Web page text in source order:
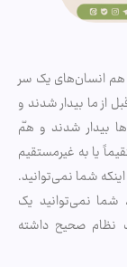
هم انسان‌های یک سر
از ما بیدار شدند و
بیدار شدند و همّ
یا به غیرمستقیم
شما نمی‌توانید.
شما نمی‌توانید یک
نظام صحیح داشته